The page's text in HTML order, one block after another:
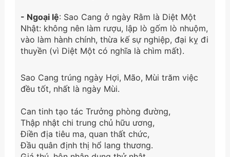
- Ngoại lệ: Sao Cang ở ngày Rằm là Diệt Một
Nhật: không nên làm rượu, lập lò gốm lò nhuộm,
vào làm hành chính, thừa kế sự nghiệp, đại kỵ đi
thuyền (vì Diệt Một có nghĩa là chìm mất).
Sao Cang trúng ngày Hợi, Mão, Mùi trăm việc
đều tốt, nhất là ngày Mùi.
Can tinh tạo tác Trưởng phòng đường,
Thập nhật chi trung chủ hữu ương,
Điền địa tiêu ma, quan thất chức,
Đầu quân định thị hổ lang thương.